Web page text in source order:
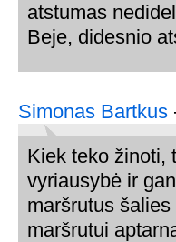
atstumas
Beje, didesnio
Simonas Bartkus
Kiek teko žinoti,
vyriausybė ir
maršrutus
maršrutui